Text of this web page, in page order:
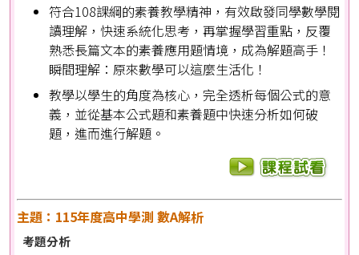
符合108課綱的素養教學精神，有效啟發同學數學閱
讀理解，快速系統化思考，再掌握學習重點，反覆
熟悉長篇文本的素養應用題情境，成為解題高手！
瞬間理解：原來數學可以這麼生活化！
教學以學生的角度為核心，完全透析每個公式的意
義，並從基本公式題和素養題中快速分析如何破
題，進而進行解題。
主題：115年度高中學測 數A解析
考題分析